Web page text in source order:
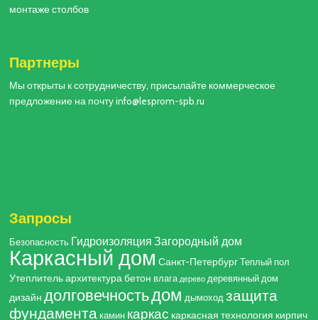
монтаже столбов
Партнеры
Мы открыты к сотрудничеству, присылайте коммерческое
предложение на почту info@lesprom-spb.ru
Запросы
Безопасность Гидроизоляция Загородный дом
Каркасный дом Санкт-Петербург Теплый пол
Утеплительархитектурабетон влага дерево деревянный дом
дизайн долговечностьдом дымоход защита
фундамента камин каркас каркасная технология кирпич